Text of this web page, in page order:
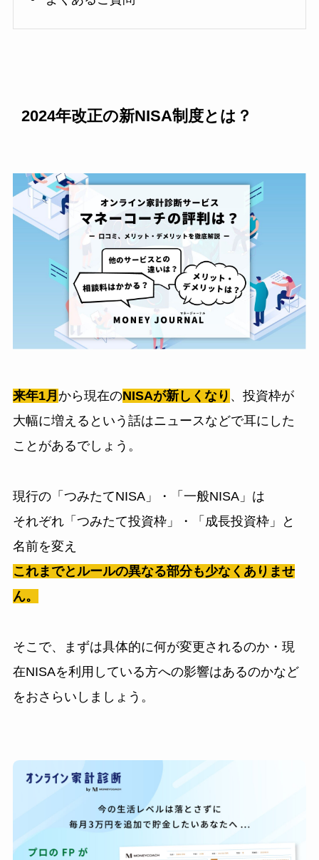
2024年改正の新NISA制度とは？
来年1月 から現在のNISAが新しくなり 、投資枠が
大幅に増えるという話はニュースなどで耳にした
ことがあるでしょう。
現行の「つみたてNISA」・「一般NISA」は
それぞれ「つみたて投資枠」・「成長投資枠」と
名前を変え
これまでとルールの異なる部分も少なくありませ
ん。
そこで、まずは具体的に何が変更されるのか・現
在NISAを利用している方への影響はあるのかなど
をおさらいしましょう。